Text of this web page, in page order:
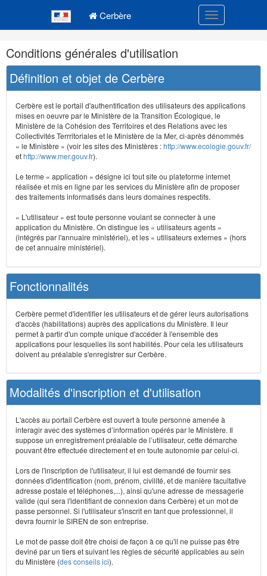
Cerbère Toggle
Navigation
et
outils
annexes
Conditions générales d'utilisation
Définition et objet de Cerbère
Cerbère est le portail d'authentification des utilisateurs des applications
mises en oeuvre par le Ministère de la Transition Écologique, le
Ministère de la Cohésion des Territoires et des Relations avec les
Collectivités Terrritoriales et le Ministère de la Mer, ci-après dénommés
« le Ministère » (voir les sites des Ministères :http://www.ecologie.gouv.fr/
ethttp://www.mer.gouv.fr).
Le terme « application » désigne ici tout site ou plateforme internet
réalisée et mis en ligne par les services du Ministère afin de proposer
des traitements informatisés dans leurs domaines respectifs.
« L'utilisateur » est toute personne voulant se connecter à une
application du Ministère. On distingue les « utilisateurs agents »
(intégrés par l'annuaire ministériel), et les « utilisateurs externes » (hors
de cet annuaire ministériel).
Fonctionnalités
Cerbère permet d'identifier les utilisateurs et de gérer leurs autorisations
d'accès (habilitations) auprès des applications du Ministère. Il leur
permet à partir d'un compte unique d'accéder à l'ensemble des
applications pour lesquelles ils sont habilités. Pour cela les utilisateurs
doivent au préalable s'enregistrer sur Cerbère.
Modalités d'inscription et d'utilisation
L'accès au portail Cerbère est ouvert à toute personne amenée à
interagir avec des systèmes d’information opérés par le Ministère. Il
suppose un enregistrement préalable de l’utilisateur, cette démarche
pouvant être effectuée directement et en toute autonomie par celui-ci.
Lors de l'inscription de l'utilisateur, il lui est demandé de fournir ses
données d'identification (nom, prénom, civilité, et de manière facultative
adresse postale et téléphones,...), ainsi qu'une adresse de messagerie
valide (qui sera l'identifiant de connexion dans Cerbère) et un mot de
passe personnel. Si l'utilisateur s'inscrit en tant que professionnel, il
devra fournir le SIREN de son entreprise.
Le mot de passe doit être choisi de façon à ce qu'il ne puisse pas être
deviné par un tiers et suivant les règles de sécurité applicables au sein
du Ministère (des conseils ici).